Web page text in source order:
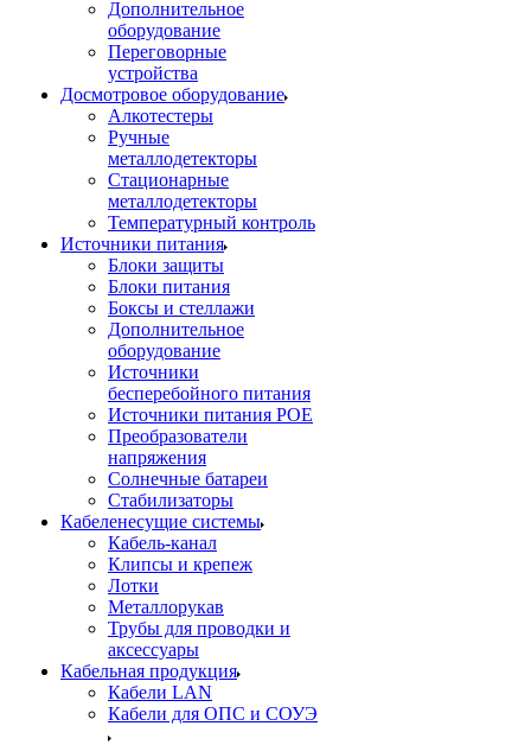
Дополнительное
оборудование
Переговорные
устройства
Досмотровое оборудование
Алкотестеры
Ручные
металлодетекторы
Стационарные
металлодетекторы
Температурный контроль
Источники питания
Блоки защиты
Блоки питания
Боксы и стеллажи
Дополнительное
оборудование
Источники
бесперебойного питания
Источники питания POE
Преобразователи
напряжения
Солнечные батареи
Стабилизаторы
Кабеленесущие системы
Кабель-канал
Клипсы и крепеж
Лотки
Металлорукав
Трубы для проводки и
аксессуары
Кабельная продукция
Кабели LAN
Кабели для ОПС и СОУЭ